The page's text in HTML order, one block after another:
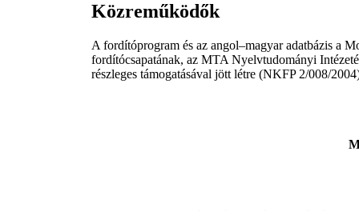
Közreműködők
A fordítóprogram és az angol–magyar adatbázis a
fordítócsapatának, az MTA Nyelvtudományi
részleges támogatásával jött létre (NKFP 2/008/